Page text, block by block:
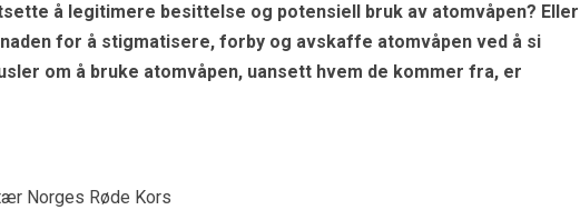
å legitimere besittelse og potensiell bruk av atomvåpen? Eller
for å stigmatisere, forby og avskaffe atomvåpen ved å si
om å bruke atomvåpen, uansett hvem de kommer fra, er
Norges Røde Kors